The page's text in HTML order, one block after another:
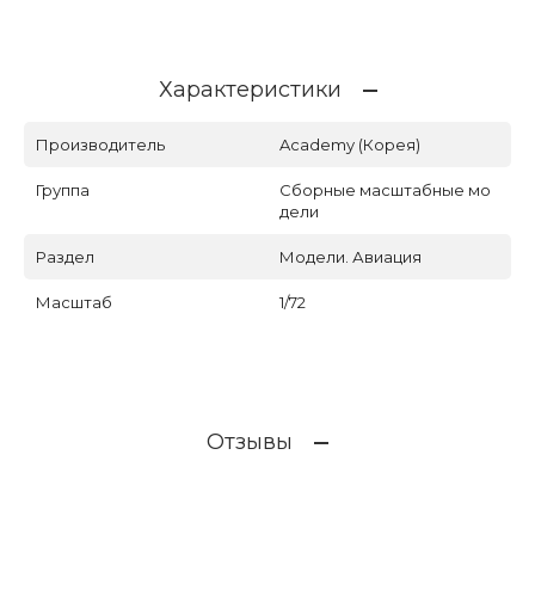
Характеристики
Производитель Academy (Корея)
Группа
Сборные масштабные мо
дели
Раздел Модели. Авиация
Масштаб 1/72
Отзывы